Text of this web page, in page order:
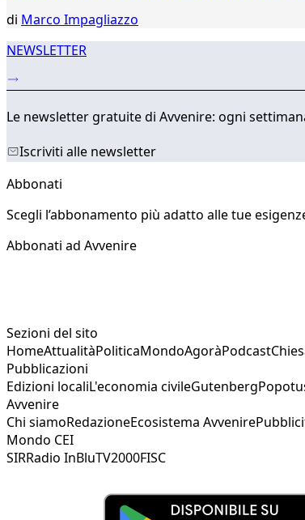
di Marco Impagliazzo
NEWSLETTER
Le newsletter gratuite di Avvenire: ogni
Iscriviti alle newsletter
Abbonati
Scegli l’abbonamento più adatto alle tue
Abbonati ad Avvenire
Sezioni del sito
HomeAttualitàPoliticaMondoAgoràPodcast
Pubblicazioni
Edizioni localiL'economia civileGutenberg
Avvenire
Chi siamoRedazioneEcosistema Avvenire
Mondo CEI
SIRRadio InBluTV2000FISC